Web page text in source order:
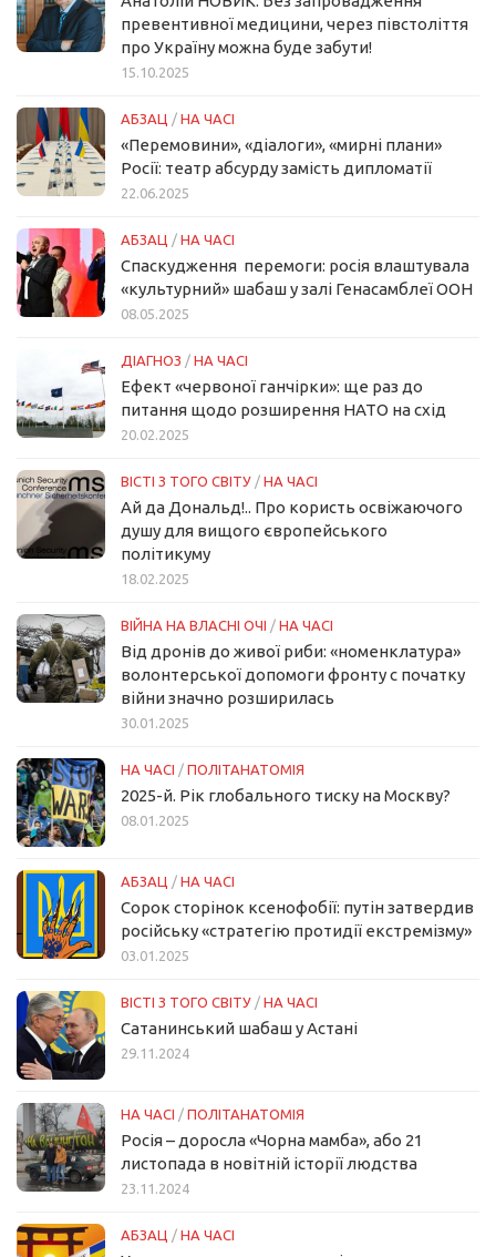
превентивної медицини, через півстоліття
про Україну можна буде забути!
15.10.2025
АБЗАЦ / НА ЧАСІ
«Перемовини», «діалоги», «мирні плани»
Росії: театр абсурду замість дипломатії
22.06.2025
АБЗАЦ / НА ЧАСІ
Спаскудження перемоги: росія влаштувала
«культурний» шабаш у залі Генасамблеї ООН
08.05.2025
ДІАГНОЗ / НА ЧАСІ
Ефект «червоної ганчірки»: ще раз до
питання щодо розширення НАТО на схід
20.02.2025
ВІСТІ З ТОГО СВІТУ / НА ЧАСІ
Ай да Дональд!.. Про користь освіжаючого
душу для вищого європейського
політикуму
18.02.2025
ВІЙНА НА ВЛАСНІ ОЧІ / НА ЧАСІ
Від дронів до живої риби: «номенклатура»
волонтерської допомоги фронту с початку
війни значно розширилась
30.01.2025
НА ЧАСІ / ПОЛІТАНАТОМІЯ
2025-й. Рік глобального тиску на Москву?
08.01.2025
АБЗАЦ / НА ЧАСІ
Сорок сторінок ксенофобії: путін затвердив
російську «стратегію протидії екстремізму»
03.01.2025
ВІСТІ З ТОГО СВІТУ / НА ЧАСІ
Сатанинський шабаш у Астані
29.11.2024
НА ЧАСІ / ПОЛІТАНАТОМІЯ
Росія – доросла «Чорна мамба», або 21
листопада в новітній історії людства
23.11.2024
АБЗАЦ / НА ЧАСІ